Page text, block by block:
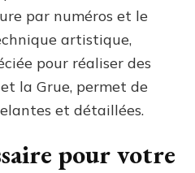
par numéros et le
artistique,
pour réaliser des
la Grue, permet de
et détaillées.
pour votre